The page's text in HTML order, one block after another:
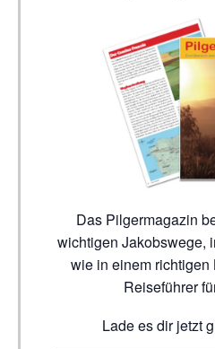
Das Pilgermagazin beschreibt auf 80 Seiten alle
wichtigen Jakobswege,
wie in einem richtigen
Reiseführer
Lade es dir jetzt